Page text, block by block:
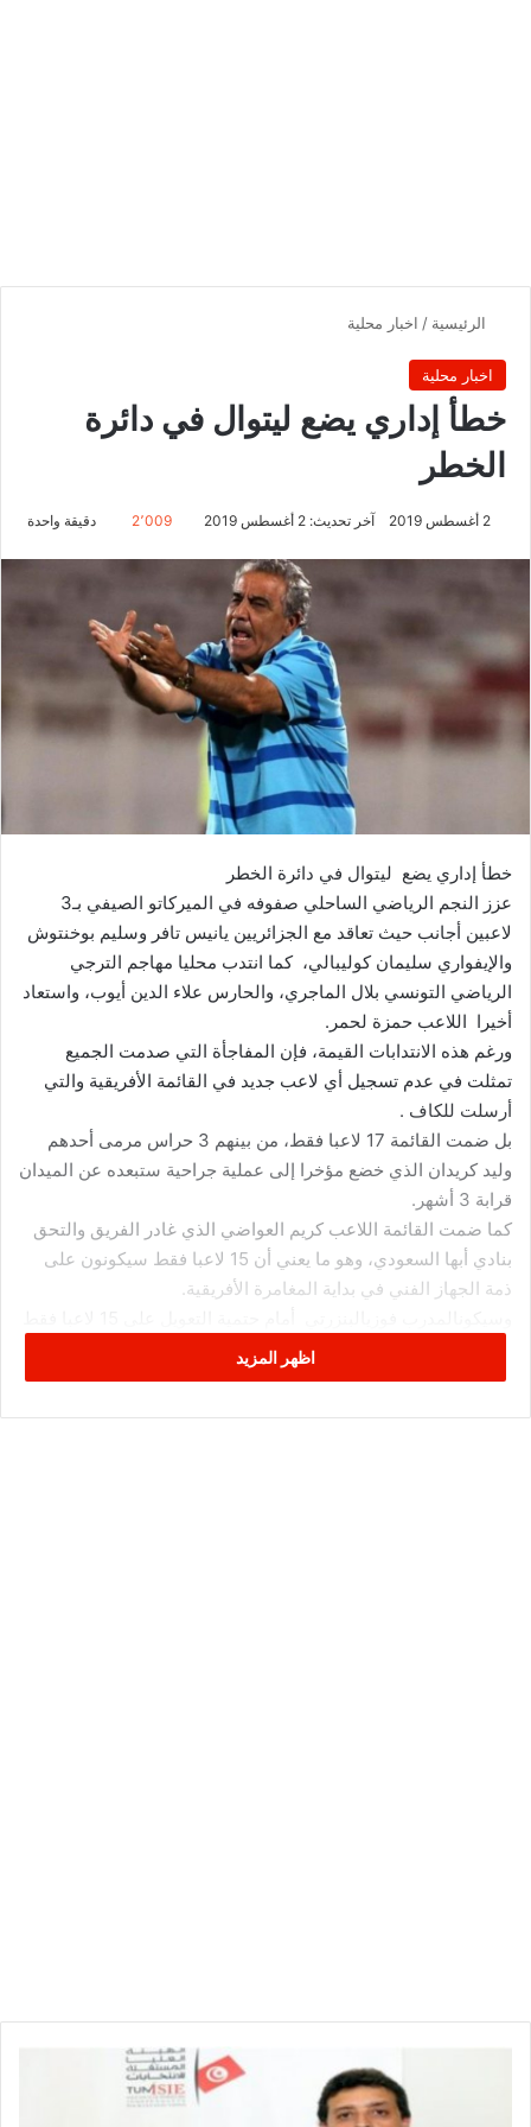
الرئيسية / اخبار محلية
اخبار محلية
خطأ إداري يضع ليتوال في دائرة
الخطر
2 أغسطس 2019 آخر تحديث: 2 أغسطس 2019 2٬009 دقيقة واحدة
خطأ إداري يضع ليتوال في دائرة الخطر
عزز النجم الرياضي الساحلي صفوفه في الميركاتو الصيفي بـ3
لاعبين أجانب حيث تعاقد مع الجزائريين يانيس تافر وسليم بوخنتوش
والإيفواري سليمان كوليبالي، كما انتدب محليا مهاجم الترجي
الرياضي التونسي بلال الماجري، والحارس علاء الدين أيوب، واستعاد
أخيرا اللاعب حمزة لحمر.
ورغم هذه الانتدابات القيمة، فإن المفاجأة التي صدمت الجميع
تمثلت في عدم تسجيل أي لاعب جديد في القائمة الأفريقية والتي
أرسلت للكاف .
بل ضمت القائمة 17 لاعبا فقط، من بينهم 3 حراس مرمى أحدهم
وليد كريدان الذي خضع مؤخرا إلى عملية جراحية ستبعده عن الميدان
قرابة 3 أشهر.
كما ضمت القائمة اللاعب كريم العواضي الذي غادر الفريق والتحق
بنادي أبها السعودي، وهو ما يعني أن 15 لاعبا فقط سيكونون على
ذمة الجهاز الفني في بداية المغامرة الأفريقية.
من بينهم حارسين في مواجهة فريق حافيا كوناكري ذهابا وإيابا
لحساب الدور التمهيدي لدوري أبطال أفريقيا.
اظهر المزيد